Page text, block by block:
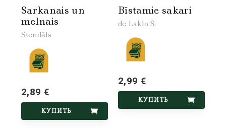
Sarkanais un
melnais
Stendāls
2,89 €
КУПИТЬ
Bīstamie sakari
de Laklo Š.
2,99 €
КУПИТЬ